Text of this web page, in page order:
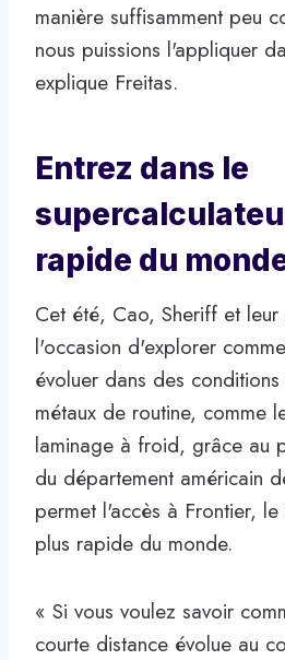
manière suffisamment peu
nous puissions l'appliquer
explique Freitas.
Entrez dans le
rapide du
Cet été, Cao, Sheriff et
l'occasion d'explorer
évoluer dans des
métaux de routine, comme
laminage à froid, grâce au
du département américain
permet l'accès à Frontier,
plus rapide du monde.
« Si vous voulez savoir
courte distance évolue au